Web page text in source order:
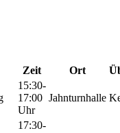
Zeit Ort
15:30-
17:00
Uhr
Jahnturnhalle
17:30-